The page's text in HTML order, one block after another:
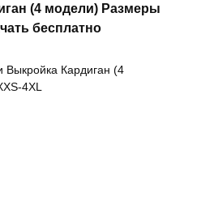
(4 модели) Размеры
бесплатно
Выкройка Кардиган (4
4XL